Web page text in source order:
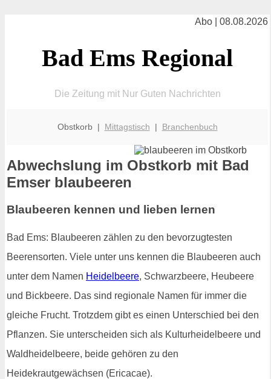
Abo | 08.08.2026
Bad Ems Regional
Die Zeitung mit Nur Guten Nachrichten
Obstkorb | Mittagstisch | Branchenbuch
Abwechslung im Obstkorb mit Bad
Emser blaubeeren
Blaubeeren kennen und lieben lernen
Bad Ems: Blaubeeren zählen zu den bevorzugtesten
Beerensorten. Viele unter uns kennen die Blaubeeren auch
unter dem Namen Heidelbeere, Schwarzbeere, Heubeere
und Bickbeere. Das sind regionale Namen für immer die
gleiche Frucht. Trotzdem gibt es einen Unterschied bei den
Pflanzen. Sie unterscheiden sich als Kulturheidelbeere und
Waldheidelbeere, beide gehören zu den
Heidekrautgewächsen (Ericacae).